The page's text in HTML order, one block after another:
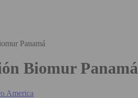
Panamá
Biomur Panamá
America